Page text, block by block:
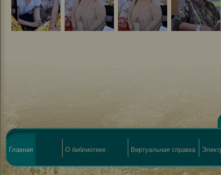
Главная О библиотеке Виртуальная справка